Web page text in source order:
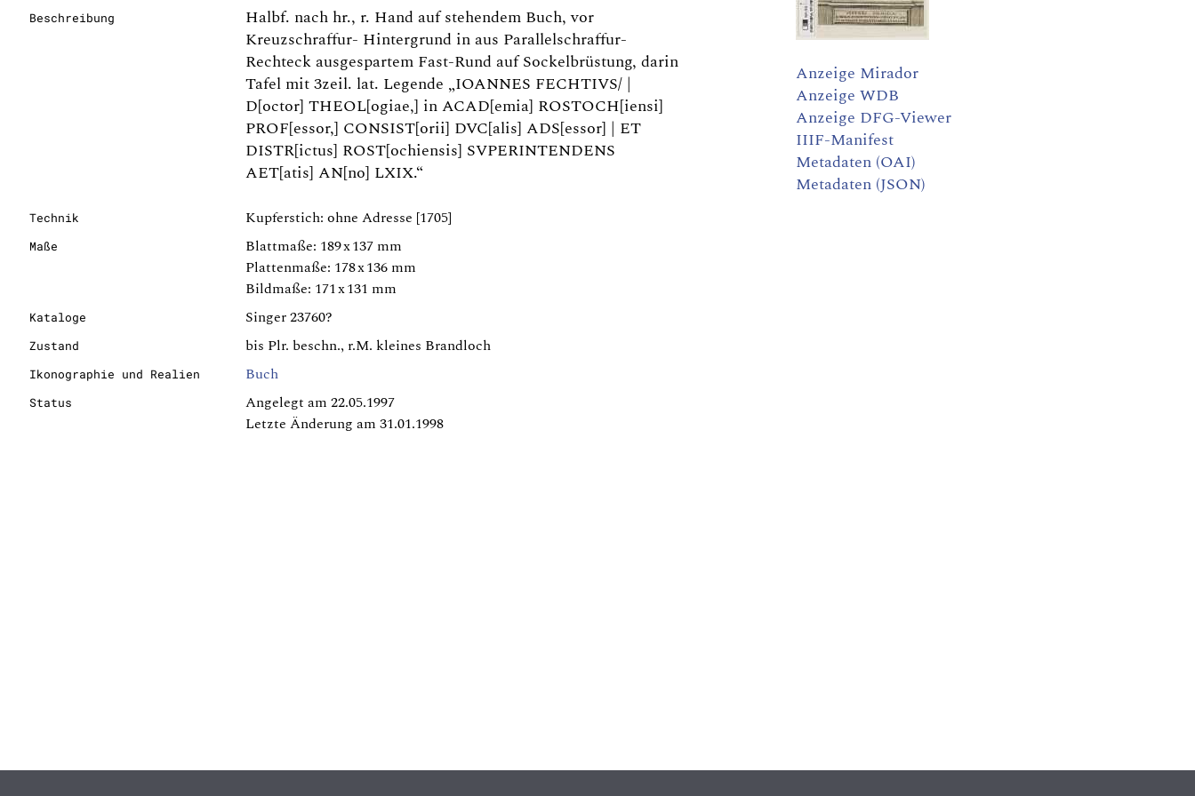
Beschreibung
Halbf. nach hr., r. Hand auf stehendem Buch, vor
Kreuzschraffur- Hintergrund in aus Parallelschraffur-
Rechteck ausgespartem Fast-Rund auf Sockelbrüstung, darin
Tafel mit 3zeil. lat. Legende „IOANNES FECHTIVS/ |
D[octor] THEOL[ogiae,] in ACAD[emia] ROSTOCH[iensi]
PROF[essor,] CONSIST[orii] DVC[alis] ADS[essor] | ET
DISTR[ictus] ROST[ochiensis] SVPERINTENDENS
AET[atis] AN[no] LXIX.“
Technik Kupferstich: ohne Adresse [1705]
Maße
Blattmaße: 189 x 137 mm
Plattenmaße: 178 x 136 mm
Bildmaße: 171 x 131 mm
Kataloge Singer 23760?
Zustand bis Plr. beschn., r.M. kleines Brandloch
Ikonographie und Realien Buch
Status
Angelegt am 22.05.1997
Letzte Änderung am 31.01.1998
Anzeige Mirador
Anzeige WDB
Anzeige DFG-Viewer
IIIF-Manifest
Metadaten (OAI)
Metadaten (JSON)